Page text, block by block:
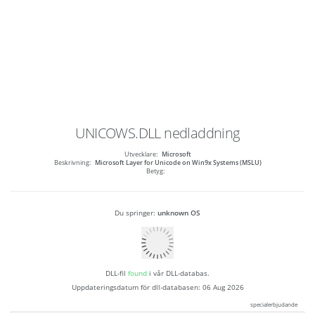
UNICOWS.DLLnedladdning
Utvecklare: Microsoft
Beskrivning: Microsoft Layer for Unicode on Win9x Systems (MSLU)
Betyg:
Du springer: unknown OS
DLL-fil found i vår DLL-databas.
Uppdateringsdatum för dll-databasen: 06 Aug 2026
specialerbjudande